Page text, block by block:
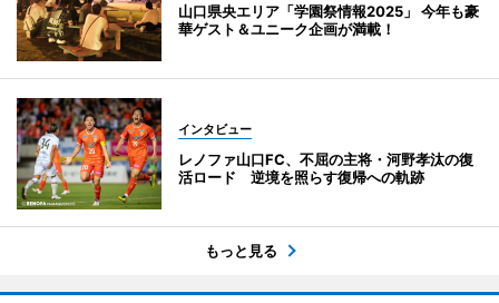
山口県央エリア「学園祭情報2025」 今年も豪
華ゲスト＆ユニーク企画が満載！
インタビュー
レノファ山口FC、不屈の主将・河野孝汰の復
活ロード 逆境を照らす復帰への軌跡
もっと見る